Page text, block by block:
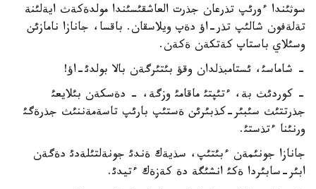
سوثئندا ءورئپ تذرعان جذرت العاشقئسئندا مولدةكةث ايةلئنة
تةلةفون شالئپ تذر-اؤ دةپ ويلاسقان. باقسا، جانازا نامازئن
وسئلاي باستاپ كةتكةن ةكةن.
- شاماسئ، ئستامبذلدان وقؤ بئتئرگةن بالا بولدئ-اؤ!
- كوردئث بة، ءتئپتئ ماقامئ وزگة، - دةسكةن بئلايعئ
جذرتتئث سئبئر-كذبئرئن ةستئپ بارئپ تاسةمةننئث جذرةگئ
ورنئنا ءتذستئ.
جانازا جونئمةن ءبئتئپ، سذيةك ةندئ جونةلتئلةدئ دةگةن
ابئر-سابئردا ةكئ انشئگة دة كةزةك ءتيدئ.